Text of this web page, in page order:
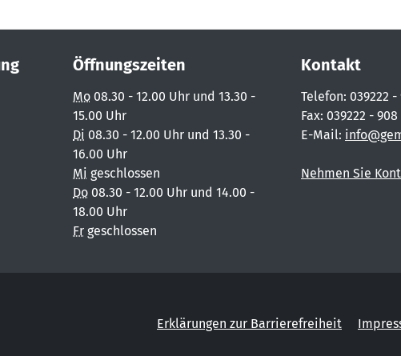
Öffnungszeiten
Mo 08.30 - 12.00 Uhr und 13.30 -
15.00 Uhr
Di 08.30 - 12.00 Uhr und 13.30 -
16.00 Uhr
Mi geschlossen
Do 08.30 - 12.00 Uhr und 14.00 -
18.00 Uhr
Fr geschlossen
Kontakt
Telefon: 039222 -
Fax: 039222 - 908
E-Mail:
Nehmen Sie
Erklärungen zur Barrierefreiheit